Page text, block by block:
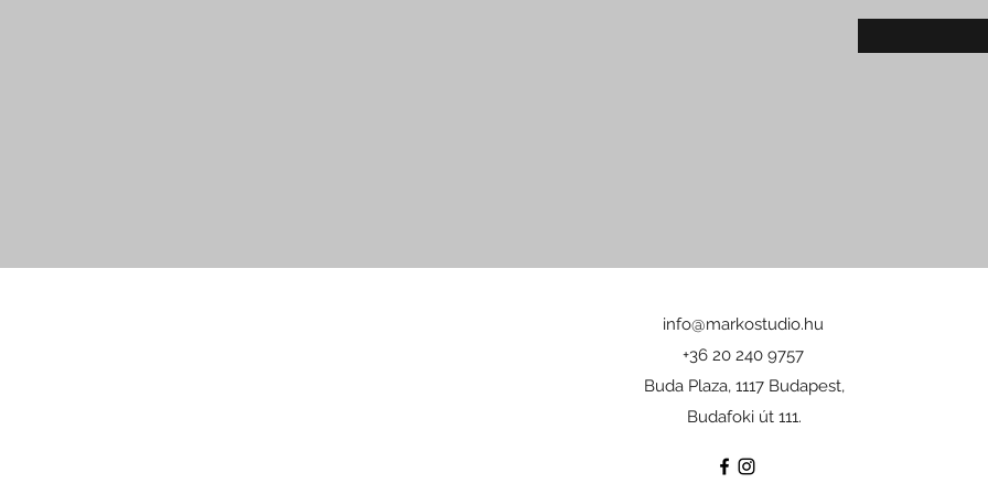
info@markostudio.hu
+36 20 240 9757
Buda Plaza, 1117 Budapest,
Budafoki út 111.